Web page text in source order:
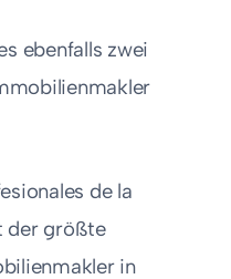
ebenfalls zwei
de la
der größte
in